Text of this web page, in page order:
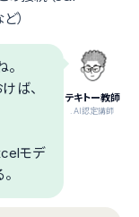
）
テキトー教師
.AI認定講師
ば、
モデ